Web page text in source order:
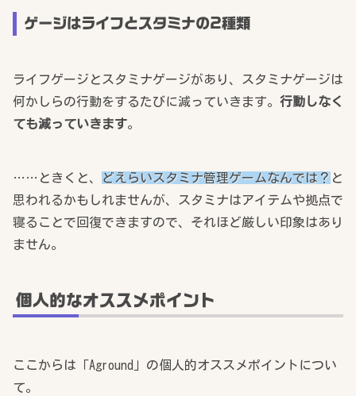
ゲージはライフとスタミナの2種類
ライフゲージとスタミナゲージがあり、スタミナゲージは
何かしらの行動をするたびに減っていきます。 行動しなく
ても減っていきます。
……ときくと、 どえらいスタミナ管理ゲームなんでは？ と
思われるかもしれませんが、スタミナはアイテムや拠点で
寝ることで回復できますので、それほど厳しい印象はあり
ません。
個人的なオススメポイント
ここからは「Aground」の個人的オススメポイントについ
て。